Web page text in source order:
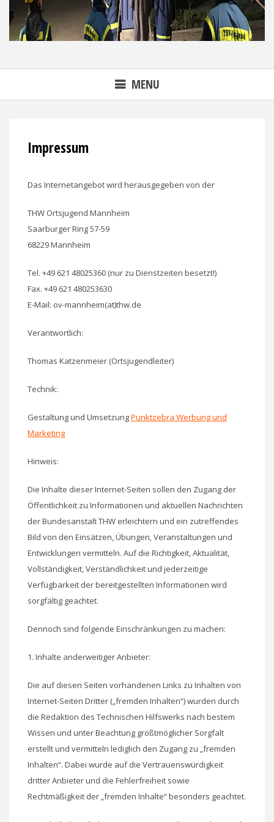
MENU
Impressum
Das Internetangebot wird herausgegeben von der
THW Ortsjugend Mannheim
Saarburger Ring 57-59
68229 Mannheim
Tel. +49 621 48025360 (nur zu Dienstzeiten besetzt!)
Fax. +49 621 480253630
E-Mail: ov-mannheim(at)thw.de
Verantwortlich:
Thomas Katzenmeier (Ortsjugendleiter)
Technik:
Gestaltung und UmsetzungPunktzebra Werbung und
Marketing
Hinweis:
Die Inhalte dieser Internet-Seiten sollen den Zugang der
Öffentlichkeit zu Informationen und aktuellen Nachrichten
der Bundesanstalt THW erleichtern und ein zutreffendes
Bild von den Einsätzen, Übungen, Veranstaltungen und
Entwicklungen vermitteln. Auf die Richtigkeit, Aktualität,
Vollständigkeit, Verständlichkeit und jederzeitige
Verfügbarkeit der bereitgestellten Informationen wird
sorgfältig geachtet.
Dennoch sind folgende Einschränkungen zu machen:
1. Inhalte anderweitiger Anbieter:
Die auf diesen Seiten vorhandenen Links zu Inhalten von
Internet-Seiten Dritter („fremden Inhalten“) wurden durch
die Redaktion des Technischen Hilfswerks nach bestem
Wissen und unter Beachtung größtmöglicher Sorgfalt
erstellt und vermitteln lediglich den Zugang zu „fremden
Inhalten“. Dabei wurde auf die Vertrauenswürdigkeit
dritter Anbieter und die Fehlerfreiheit sowie
Rechtmäßigkeit der „fremden Inhalte“ besonders geachtet.